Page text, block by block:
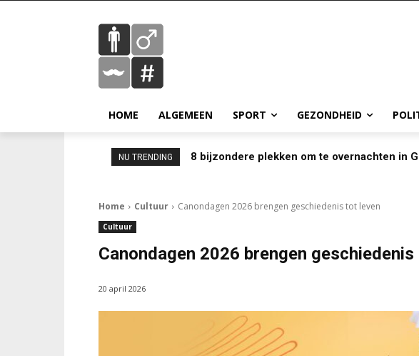
HOME ALGEMEEN SPORT GEZONDHEID
NU TRENDING 8 bijzondere plekken om te overnachten in
Home Cultuur Canondagen 2026 brengen geschiedenis tot leven
Cultuur
Canondagen 2026 brengen
20 april 2026